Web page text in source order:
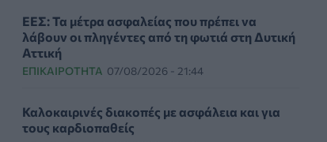
ΕΕΣ: Τα μέτρα ασφαλείας που πρέπει να
λάβουν οι πληγέντες από τη φωτιά στη Δυτική
Αττική
ΕΠΙΚΑΙΡΌΤΗΤΑ 07/08/2026 - 21:44
Καλοκαιρινές διακοπές με ασφάλεια και για
τους καρδιοπαθείς